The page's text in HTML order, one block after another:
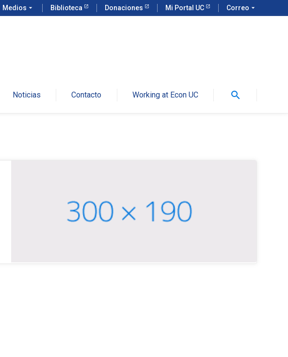
Medios arrow_drop_down Biblioteca Donaciones Mi Portal UC Correo arrow_drop_down
Noticias Contacto Working at Econ UC search